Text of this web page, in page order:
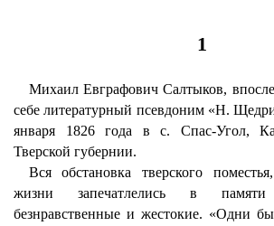
1
Михаил Евграфович Салтыков,
себе литературный псевдоним «Н.
января 1826 года в с. Спас-Угол,
Тверской губернии.
Вся обстановка тверского
жизни запечатлелись в
безнравственные и жестокие. «Одни